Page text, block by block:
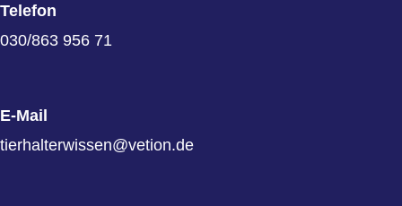
Telefon
030/863 956 71
E-Mail
tierhalterwissen@vetion.de